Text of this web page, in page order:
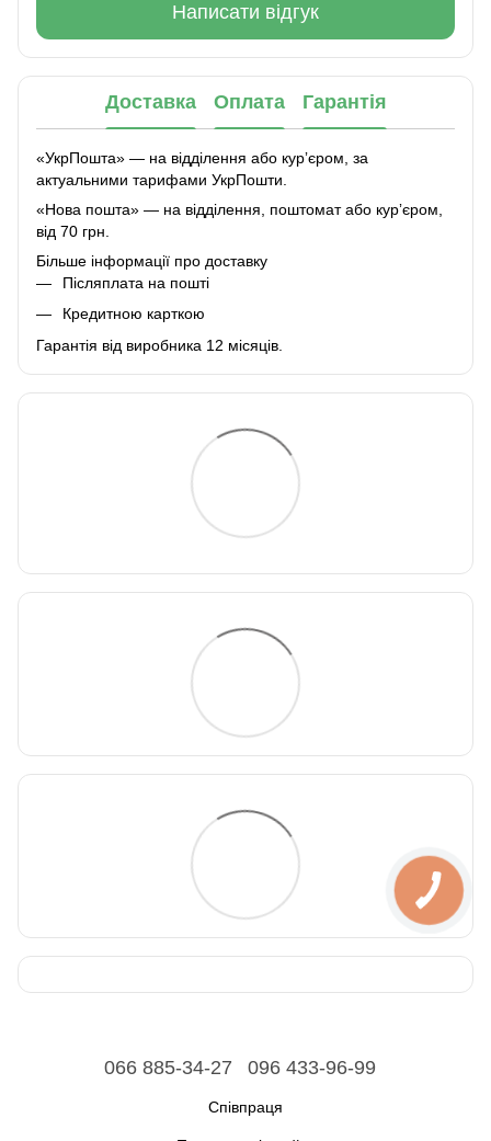
Написати відгук
Доставка Оплата Гарантія
«УкрПошта» — на відділення або курʼєром, за
актуальними тарифами УкрПошти.
«Нова пошта» — на відділення, поштомат або курʼєром,
від 70 грн.
Більше інформації про доставку
Післяплата на пошті
Кредитною карткою
Гарантія від виробника 12 місяців.
066 885-34-27 096 433-96-99
Співпраця